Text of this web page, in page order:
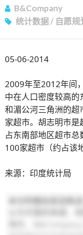
B&Company
统计数据/ 自愿规
05-06-2014
2009年至2012年间
中在人口密度较高
和湄公河三角洲的
家超市。胡志明市是
占东南部地区超市
100家超市（约占该
来源：印度统计局
本文所载信息及陈